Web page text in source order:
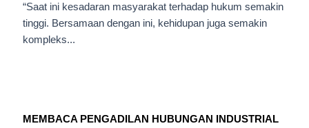
“Saat ini kesadaran masyarakat terhadap hukum semakin
tinggi. Bersamaan dengan ini, kehidupan juga semakin
kompleks...
MEMBACA PENGADILAN HUBUNGAN INDUSTRIAL